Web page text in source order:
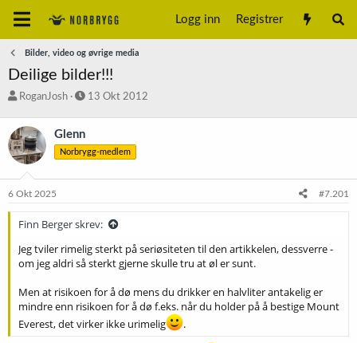
Logg inn Registrer
Bilder, video og øvrige media
Deilige bilder!!!
T
å
d
s
a
r
t
e
RoganJosh
S
t
a
o
13 Okt 2012
Glenn
Norbrygg-medlem
6 Okt 2025 #7.201
Finn Berger skrev:
Jeg tviler rimelig sterkt på seriøsiteten til den artikkelen, dessverre -
om jeg aldri så sterkt gjerne skulle tru at øl er sunt.
Men at risikoen for å dø mens du drikker en halvliter antakelig er
mindre enn risikoen for å dø f.eks. når du holder på å bestige Mount
Everest, det virker ikke urimelig
.